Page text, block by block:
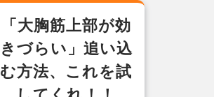
「大胸筋上部が効
きづらい」追い込
む方法、これを試